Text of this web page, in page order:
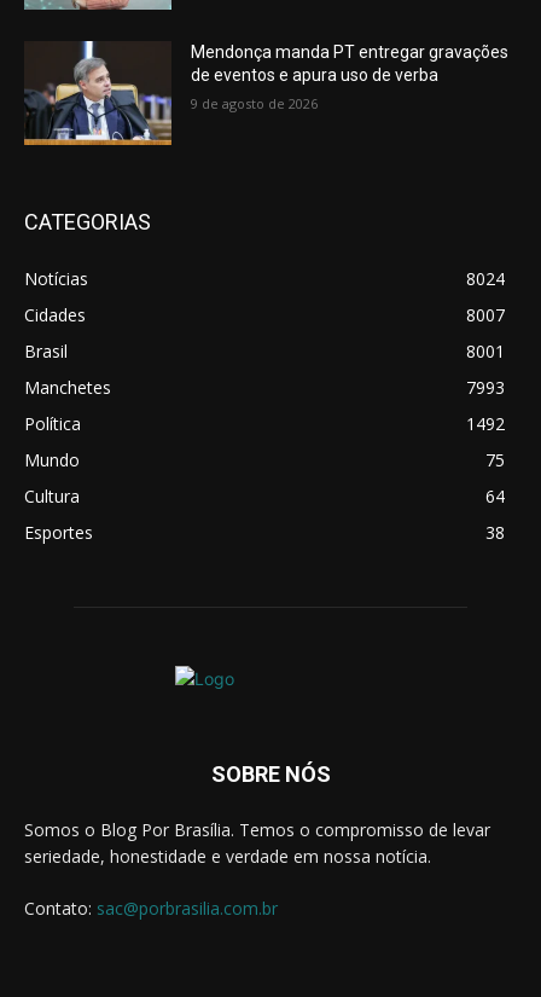
Mendonça manda PT entregar gravações
de eventos e apura uso de verba
9 de agosto de 2026
CATEGORIAS
Notícias
8024
Cidades
8007
Brasil
8001
Manchetes
7993
Política
1492
Mundo
75
Cultura
64
Esportes
38
SOBRE NÓS
Somos o Blog Por Brasília. Temos o compromisso de levar
seriedade, honestidade e verdade em nossa notícia.
Contato: sac@porbrasilia.com.br